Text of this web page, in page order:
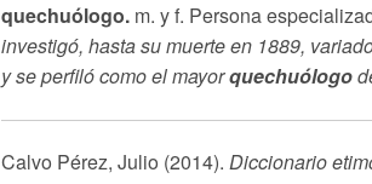
quechuólogo. m. y f. Persona
investigó, hasta su muerte en 1889,
y se perfiló como el mayorquechuólogo
Calvo Pérez, Julio (2014). Diccionario